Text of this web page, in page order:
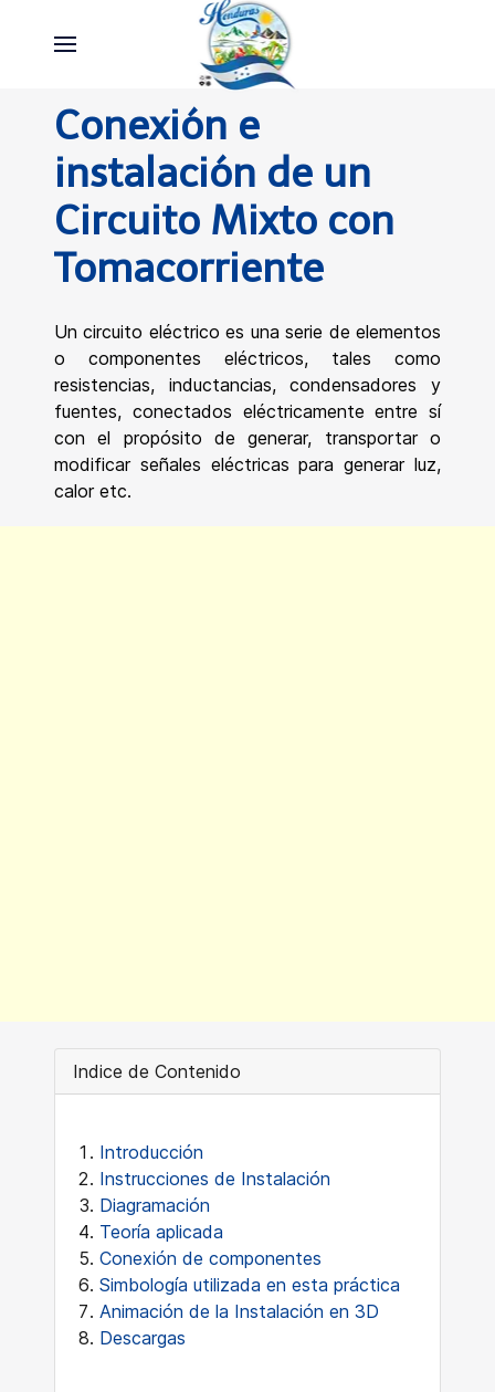
Conexión e
instalación de un
Circuito Mixto con
Tomacorriente
Un circuito eléctrico es una serie de elementos
o componentes eléctricos, tales como
resistencias, inductancias, condensadores y
fuentes, conectados eléctricamente entre sí
con el propósito de generar, transportar o
modificar señales eléctricas para generar luz,
calor etc.
Indice de Contenido
Introducción
Instrucciones de Instalación
Diagramación
Teoría aplicada
Conexión de componentes
Simbología utilizada en esta práctica
Animación de la Instalación en 3D
Descargas